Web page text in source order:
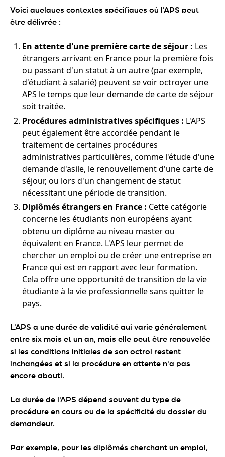
Voici quelques contextes spécifiques où l'APS peut
être délivrée :
En attente d'une première carte de séjour : Les
étrangers arrivant en France pour la première fois
ou passant d'un statut à un autre (par exemple,
d'étudiant à salarié) peuvent se voir octroyer une
APS le temps que leur demande de carte de séjour
soit traitée.
Procédures administratives spécifiques : L'APS
peut également être accordée pendant le
traitement de certaines procédures
administratives particulières, comme l'étude d'une
demande d'asile, le renouvellement d'une carte de
séjour, ou lors d'un changement de statut
nécessitant une période de transition.
Diplômés étrangers en France : Cette catégorie
concerne les étudiants non européens ayant
obtenu un diplôme au niveau master ou
équivalent en France. L'APS leur permet de
chercher un emploi ou de créer une entreprise en
France qui est en rapport avec leur formation.
Cela offre une opportunité de transition de la vie
étudiante à la vie professionnelle sans quitter le
pays.
L'APS a une durée de validité qui varie généralement
entre six mois et un an, mais elle peut être renouvelée
si les conditions initiales de son octroi restent
inchangées et si la procédure en attente n'a pas
encore abouti.
La durée de l'APS dépend souvent du type de
procédure en cours ou de la spécificité du dossier du
demandeur.
Par exemple, pour les diplômés cherchant un emploi,